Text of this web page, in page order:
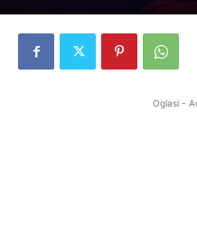
Oglasi -